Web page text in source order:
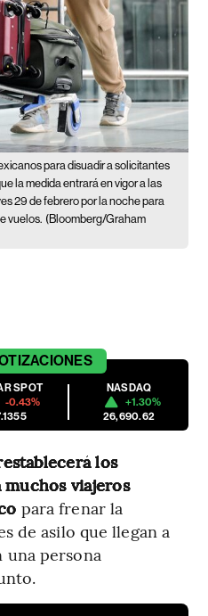
para disuadir a solicitantes
la medida entrará en vigor a las
29 de febrero por la noche para
vuelos. (Bloomberg/Graham
SPOT
-0.43%
NASDAQ
+1.30%
26,690.62
los
viajeros
para frenar la
de asilo que llegan a
una persona